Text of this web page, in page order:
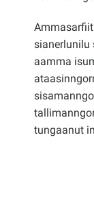
sianerlunilu
aamma
tungaanut